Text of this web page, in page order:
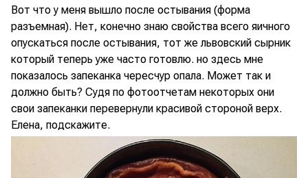
Вот что у меня вышло после остывания (форма
разъемная). Нет, конечно знаю свойства всего яичного
опускаться после остывания, тот же львовский сырник
который теперь уже часто готовлю. но здесь мне
показалось запеканка чересчур опала. Может так и
должно быть? Судя по фотоотчетам некоторых они
свои запеканки перевернули красивой стороной верх.
Елена, подскажите.